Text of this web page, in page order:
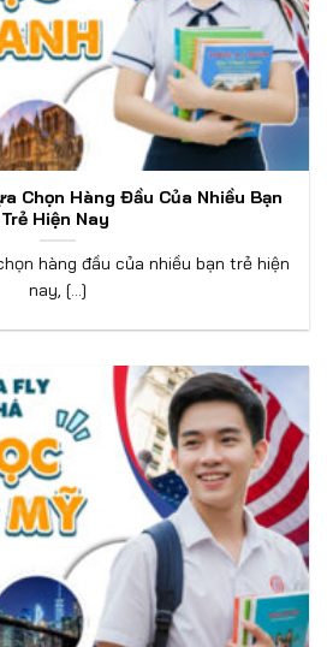
Chọn Hàng Đầu Của Nhiều Bạn
Trẻ Hiện Nay
hàng đầu của nhiều bạn trẻ hiện
nay, [...]